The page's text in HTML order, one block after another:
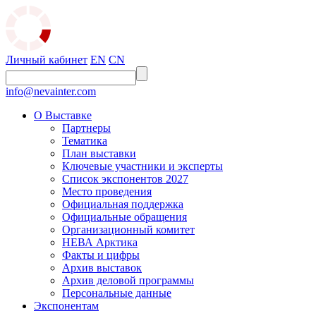
Личный кабинет EN CN
info@nevainter.com
О Выставке
Партнеры
Тематика
План выставки
Ключевые участники и эксперты
Список экспонентов 2027
Место проведения
Официальная поддержка
Официальные обращения
Организационный комитет
НЕВА Арктика
Факты и цифры
Архив выставок
Архив деловой программы
Персональные данные
Экспонентам